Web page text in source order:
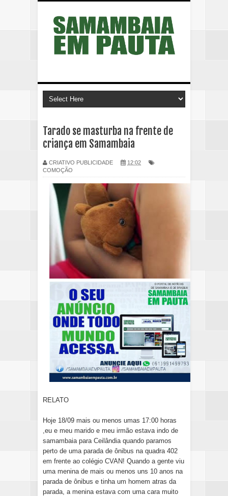
Tarado se masturba na frente de
criança em Samambaia
CRIATIVO PUBLICIDADE
12:02
COMOÇÃO
RELATO
Hoje 18/09 mais ou menos umas 17:00 horas
,eu e meu marido e meu irmão estava indo de
samambaia para Ceilândia quando paramos
perto de uma parada de ônibus na quadra 402
em frente ao colégio CVAN! Quando a gente viu
uma menina de mais ou menos uns 10 anos na
parada de ônibus e tinha um homem atras da
parada, a menina estava com uma cara muito